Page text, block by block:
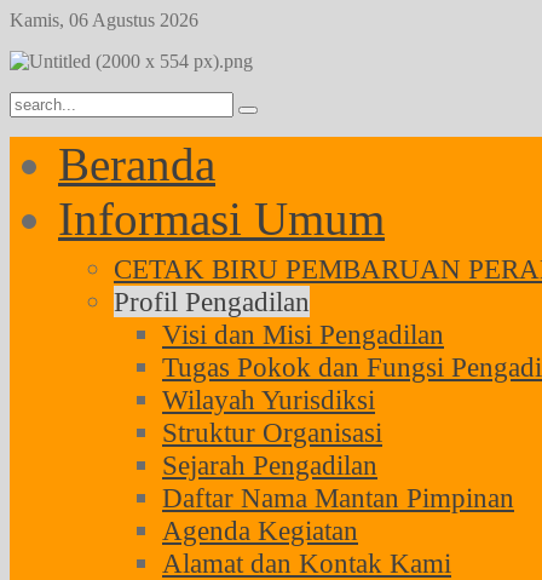
Kamis, 06 Agustus 2026
Beranda
Informasi Umum
CETAK BIRU PEMBARUAN
Profil Pengadilan
Visi dan Misi Pengadilan
Tugas Pokok dan Fungsi
Wilayah Yurisdiksi
Struktur Organisasi
Sejarah Pengadilan
Daftar Nama Mantan Pimpinan
Agenda Kegiatan
Alamat dan Kontak Kami
Year
Month
Year
Month